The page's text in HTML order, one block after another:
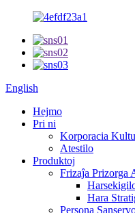
English
Hejmo
Pri ni
Korporacia
Atestilo
Produktoj
Frizaĵa Prizorga
Hara
Persona